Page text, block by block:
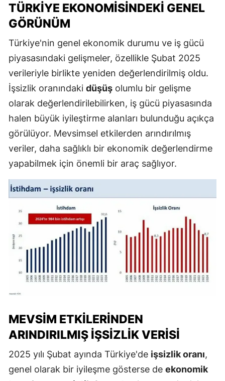
TÜRKIYE EKONOMISINDEKI GENEL
GÖRÜNÜM
Türkiye'nin genel ekonomik durumu ve iş gücü
piyasasındaki gelişmeler, özellikle Şubat 2025
verileriyle birlikte yeniden değerlendirilmiş oldu.
İşsizlik oranındaki düşüş olumlu bir gelişme
olarak değerlendirilebilirken, iş gücü piyasasında
halen büyük iyileştirme alanları bulunduğu açıkça
görülüyor. Mevsimsel etkilerden arındırılmış
veriler, daha sağlıklı bir ekonomik değerlendirme
yapabilmek için önemli bir araç sağlıyor.
MEVSIM ETKILERINDEN
ARINDIRILMIŞ İŞSIZLIK VERISI
2025 yılı Şubat ayında Türkiye'de işsizlik oranı,
genel olarak bir iyileşme gösterse de ekonomik